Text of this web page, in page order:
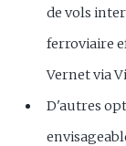
de vols
ferroviaire
Vernet via
D'autres